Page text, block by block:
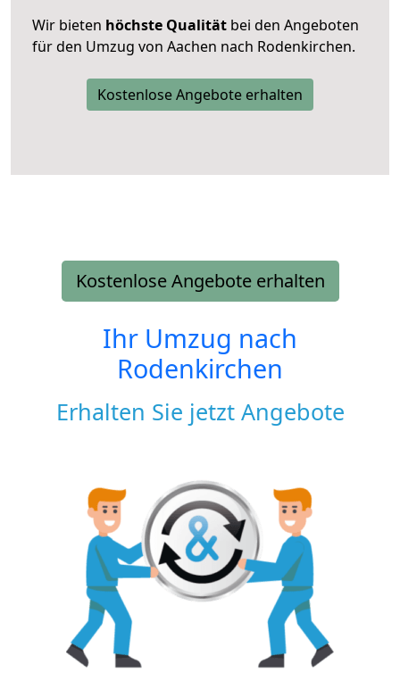
Wir bieten höchste Qualität bei den Angeboten
für den Umzug von Aachen nach Rodenkirchen.
Kostenlose Angebote erhalten
Kostenlose Angebote erhalten
Ihr Umzug nach
Rodenkirchen
Erhalten Sie jetzt Angebote